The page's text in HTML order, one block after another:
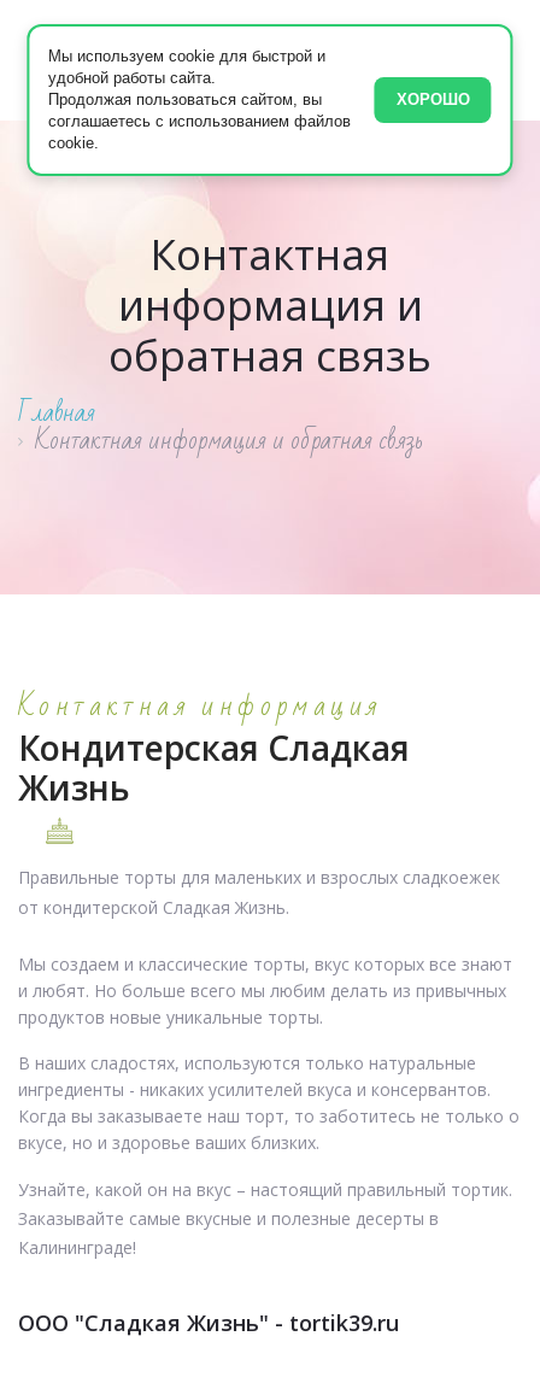
Контактная
информация и
обратная связь
Главная
Контактная информация и обратная связь
Контактная информация
Кондитерская Сладкая
Жизнь
Правильные торты для маленьких и взрослых сладкоежек
от кондитерской Сладкая Жизнь.
Мы создаем и классические торты, вкус которых все знают
и любят. Но больше всего мы любим делать из привычных
продуктов новые уникальные торты.
В наших сладостях, используются только натуральные
ингредиенты - никаких усилителей вкуса и консервантов.
Когда вы заказываете наш торт, то заботитесь не только о
вкусе, но и здоровье ваших близких.
Узнайте, какой он на вкус – настоящий правильный тортик.
Заказывайте самые вкусные и полезные десерты в
Калининграде!
ООО "Сладкая Жизнь" - tortik39.ru
Мы используем cookie для быстрой и
удобной работы сайта.
Продолжая пользоваться сайтом, вы
соглашаетесь с использованием файлов
cookie.
ХОРОШО